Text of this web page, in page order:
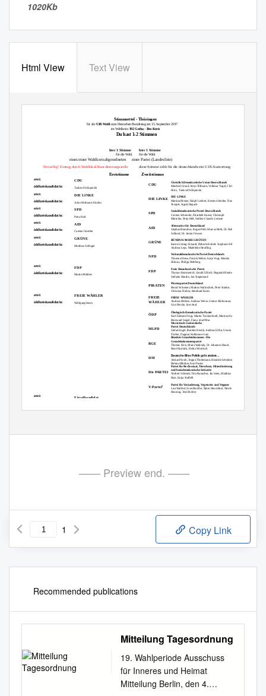
1020Kb
Html View Text View
Stimmzettel - Thüringen
für dieU18-Wahlzum Deutschen Bundestag am 15. September 2017
im Wahlkreis 192 Gotha - Ilm-Kreis
Du hast 1-2 Stimmen
hier 1 Stimme hier 1 Stimme
für die Wahl für die Wahl
eines/einer Wahlkreisabgeordneten einer Partei (Landesliste)
Freiwillig! Eintrag durch Wahllokal/Koordinierungsstelle diese Stimme zählt für die deutschlandweite U18-Auswertung
Erststimme Zweitstimme
Partei: CDU
Christlich Demokratische Union Deutschlands
Manfred Grund, Antje Tillmann, Volkmar Vogel, Christian
Hirte, Tankred Schipanski
CDU
Wahlkreiskandidat/in:
Partei:
Tankred Schipanski
DIE LINKE DIE LINKE
DIE LINKE
SPD
Martina Renner, Ralph Lenkert, Kersten Steinke, Frank
Tempel, Sigrid Hupach
Wahlkreiskandidat/in:
Partei:
Anke Hofmann-Domke
SPD Sozialdemokratische Partei Deutschlands
Carsten Schneider, Elisabeth Kaiser, Christoph
Matschie, Petra Heß, Steffen-Claudio Lemme
Wahlkreiskandidat/in:
Partei:
Petra Heß
AfD Alternative für Deutschland
AfD
Stephan Brandner, Jürgen Pohl, Marcus Bühl, Dr. Robby
Schlund, Dr. Anton Friesen
Wahlkreiskandidat/in:
Partei:
Carsten Günther
GRÜNE BÜNDNIS 90/DIE GRÜNEN
GRÜNE
NPD
Katrin Göring-Eckardt, Roberto Kobelt, Stephanie Erben,
Andreas Leps, Madeleine Henfling
Wahlkreiskandidat/in: Matthias Schlegel
Nationaldemokratische Partei Deutschlands
Thorsten Heise, Patrick Weber, Antje Vogt, Monika
Hirkow, Philipp Rethberg
Partei: FDP Freie Demokratische Partei
FDP
Thomas Kemmerich, Gerald Ullrich, Reginald Hanke,
Stefanie Hantke, Jan Siegemund
Wahlkreiskandidat/in: Martin Mölders
Piratenpartei Deutschland
PIRATEN
Bernd Schreiner, Markus Walloschek, Peter Städter,
Christian Fischer, Bernhard Koim
Partei: FREIE WÄHLER
FREIE
WÄHLER
FREIE WÄHLER
Andreas Böhme, Andreas Weise, Günter Brinkmann,
Uwe Reiche, Ines Senf
Wahlkreiskandidat/in: Wolfgang Sturm
Ökologisch-Demokratische Partei
ÖDP
Karl-Edmund Vogt, Martin Truckenbrodt, Martina Hanf,
Bernward Seipel, Franz-Josef Mai
Marxistisch-Leninistische
Partei Deutschlands
Stefan Engel, Ibrahim Kücük, Andreas Eifler, Ursula
Fischer, Dagmar Kolkmann-Lutz
Bündnis Grundeinkommen - Die
Grundeinkommenspartei
MLPD
BGE
Thomas Fietz, Maria Walendy, Dr. Johannes Hanel,
René Hartnick, Heiko Windisch
Deutsche Mitte Politik geht anders…
DM
Adrian Piesch, Jürgen Thielemann, Hendrik Schönheit,
Bettina Blödner, Kurt Partes
Partei für Rechtsstaat, Tierschutz, Elitenförderung
und basisdemokratische Initiative
Norbert Schmidt, Tino Ranacher, Jan Stein, Matthias
Rust, Katja Staffehl
Die PARTEI
V-Partei3
Partei für Veränderung, Vegetarier und Veganer
Lisa Walther, Sven Buchler, Björn Heuschkel, Nicole
Henning, Jens Richter
Partei: Einzelkandidat
—— Preview end. ——
1 Copy Link
Recommended publications
Mitteilung Tagesordnung
19. Wahlperiode Ausschuss
für Inneres und Heimat
Mitteilung Berlin, den 4.